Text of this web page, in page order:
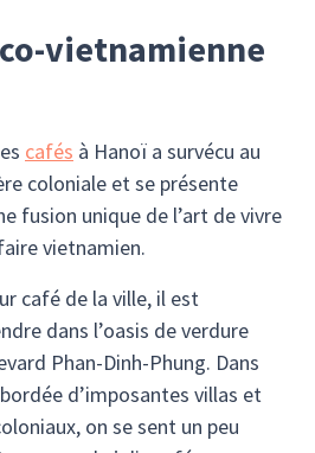
vietnamienne
cafés à Hanoï a survécu au
coloniale et se présente
fusion unique de l’art de vivre
vietnamien.
café de la ville, il est
dans l’oasis de verdure
Phan-Dinh-Phung. Dans
d’imposantes villas et
on se sent un peu